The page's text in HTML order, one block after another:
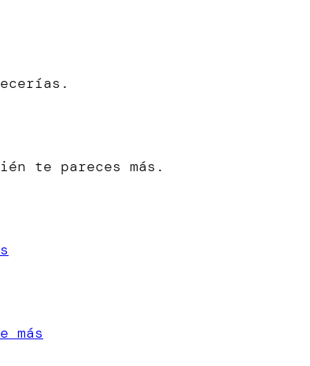
te pareces más.
se
más